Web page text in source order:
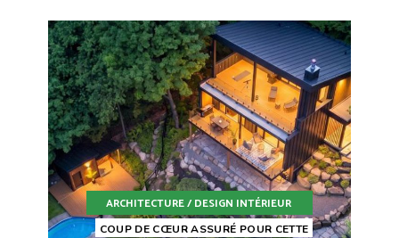
ARCHITECTURE / DESIGN INTÉRIEUR
COUP DE CŒUR ASSURÉ POUR CETTE